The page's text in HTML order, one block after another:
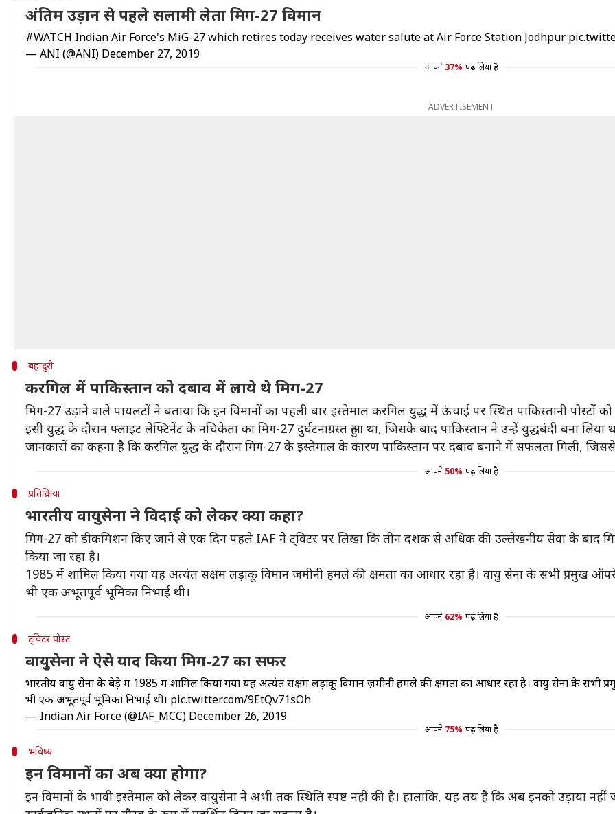
अंतिम उड़ान से पहले सलामी लेता मिग-27 विमान
#WATCH Indian Air Force's MiG-27 which retires today receives water salute at Air Force Station Jodhpur
— ANI (@ANI) December 27, 2019
आपने 37% पढ़ लिया है
ADVERTISEMENT
बहादुरी
करगिल में पाकिस्तान को दबाव में लाये थे मिग-27
मिग-27 उड़ाने वाले पायलटों ने बताया कि इन विमानों का पहली बार इस्तेमाल करगिल युद्ध में ऊंचाई पर स्थित पाकिस्तानी पोस्टों
इसी युद्ध के दौरान फ्लाइट लेफ्टिनेंट के नचिकेता का मिग-27 दुर्घटनाग्रस्त हुआ था, जिसके बाद पाकिस्तान ने उन्हें युद्धबंदी बना लिया
जानकारों का कहना है कि करगिल युद्ध के दौरान मिग-27 के इस्तेमाल के कारण पाकिस्तान पर दबाव बनाने में सफलता मिली,
आपने 50% पढ़ लिया है
प्रतिक्रिया
भारतीय वायुसेना ने विदाई को लेकर क्या कहा?
मिग-27 को डीकमिशन किए जाने से एक दिन पहले IAF ने ट्विटर पर लिखा कि तीन दशक से अधिक की उल्लेखनीय सेवा के बाद
किया जा रहा है।
1985 में शामिल किया गया यह अत्यंत सक्षम लड़ाकू विमान जमीनी हमले की क्षमता का आधार रहा है। वायु सेना के सभी प्रमुख
भी एक अभूतपूर्व भूमिका निभाई थी।
आपने 62% पढ़ लिया है
ट्विटर पोस्ट
वायुसेना ने ऐसे याद किया मिग-27 का सफर
भारतीय वायु सेना के बेड़े में 1985 में शामिल किया गया यह अत्यंत सक्षम लड़ाकू विमान ज़मीनी हमले की क्षमता का आधार रहा है। वायु सेना के
भी एक अभूतपूर्व भूमिका निभाई थी। pic.twitter.com/9EtQv71sOh
— Indian Air Force (@IAF_MCC) December 26, 2019
आपने 75% पढ़ लिया है
भविष्य
इन विमानों का अब क्या होगा?
इन विमानों के भावी इस्तेमाल को लेकर वायुसेना ने अभी तक स्थिति स्पष्ट नहीं की है। हालांकि, यह तय है कि अब इनको उड़ाया नहीं